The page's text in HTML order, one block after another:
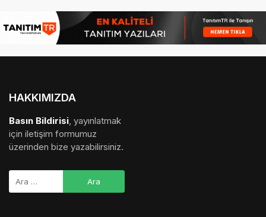
HAKKIMIZDA
Basın Bildirisi , yayınlatmak
için iletişim formumuz
üzerinden bize yazabilirsiniz.